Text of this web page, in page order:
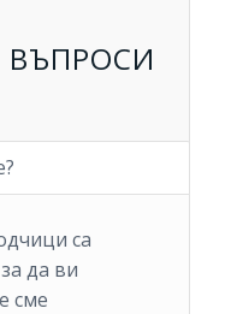
ВЪПРОСИ
са
да ви
сме